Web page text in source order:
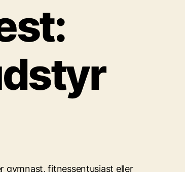
gymnast, fitnessentusiast eller